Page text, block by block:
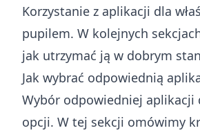
Korzystanie z aplikacji dla
pupilem. W kolejnych
jak utrzymać ją w dobrym
Jak wybrać odpowiednią
Wybór odpowiedniej aplikacji
opcji. W tej sekcji omówimy